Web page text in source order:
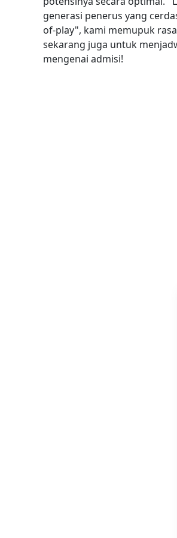
generasi penerus yang
of-play", kami memupuk
sekarang juga untuk
mengenai admisi!